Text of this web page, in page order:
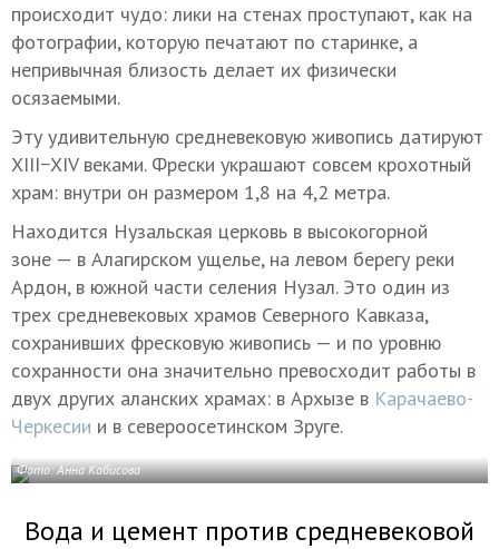
происходит чудо: лики на стенах проступают, как на
фотографии, которую печатают по старинке, а
непривычная близость делает их физически
осязаемыми.
Эту удивительную средневековую живопись датируют
XIII−XIV веками. Фрески украшают совсем крохотный
храм: внутри он размером 1,8 на 4,2 метра.
Находится Нузальская церковь в высокогорной
зоне — в Алагирском ущелье, на левом берегу реки
Ардон, в южной части селения Нузал. Это один из
трех средневековых храмов Северного Кавказа,
сохранивших фресковую живопись — и по уровню
сохранности она значительно превосходит работы в
двух других аланских храмах: в Архызе в Карачаево-
Черкесии и в североосетинском Зруге.
Фото: Анна Кабисова
Вода и цемент против средневековой